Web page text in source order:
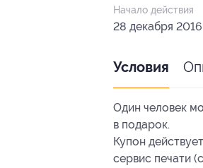
Начало действия
28 декабря 2016
Условия
Один человек
в подарок.
Купон
сервис печати